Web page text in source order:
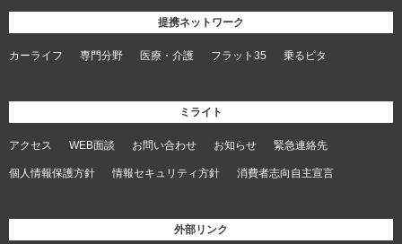
提携ネットワーク
カーライフ 専門分野 医療・介護 フラット35 乗るピタ
ミライト
アクセス WEB面談 お問い合わせ お知らせ 緊急連絡先
個人情報保護方針 情報セキュリティ方針 消費者志向自主宣言
外部リンク